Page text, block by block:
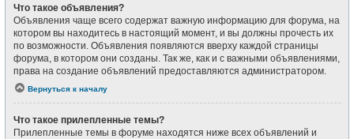
Что такое объявления?
Объявления чаще всего содержат важную информацию для форума, на
котором вы находитесь в настоящий момент, и вы должны прочесть их
по возможности. Объявления появляются вверху каждой страницы
форума, в котором они созданы. Так же, как и с важными объявлениями,
права на создание объявлений предоставляются администратором.
Вернуться к началу
Что такое прилепленные темы?
Прилепленные темы в форуме находятся ниже всех объявлений и